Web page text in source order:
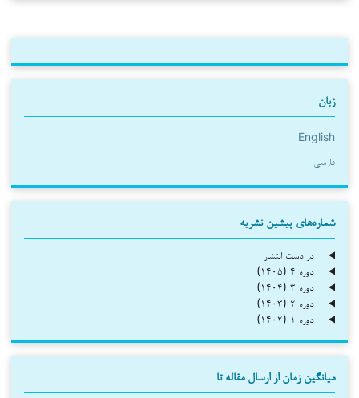
زبان
English
فارسی
شماره‌های پیشین نشریه
در دست انتشار
دوره ۴ (۱۴۰۵)
دوره ۳ (۱۴۰۴)
دوره ۲ (۱۴۰۳)
دوره ۱ (۱۴۰۲)
میانگین زمان از ارسال مقاله تا